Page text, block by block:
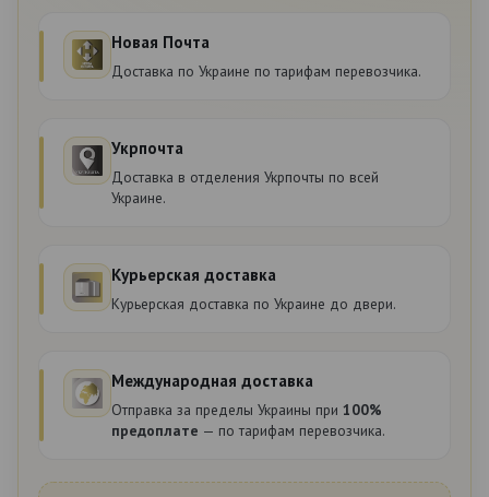
Новая Почта
Доставка по Украине по тарифам перевозчика.
Укрпочта
Доставка в отделения Укрпочты по всей
Украине.
Курьерская доставка
Курьерская доставка по Украине до двери.
Международная доставка
Отправка за пределы Украины при 100%
предоплате — по тарифам перевозчика.